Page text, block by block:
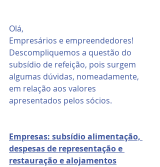
Olá,
Empresários e empreendedores!
Descompliquemos a questão do
subsídio de refeição, pois surgem
algumas dúvidas, nomeadamente,
em relação aos valores
apresentados pelos sócios.
Empresas: subsídio alimentação,
despesas de representação e
restauração e alojamentos